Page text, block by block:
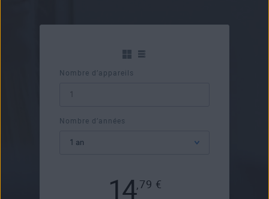
Nombre d’appareils
Nombre d’années
14 ,79 €